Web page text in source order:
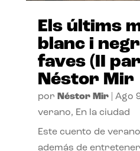
Els últims
blanc i
faves (II
Néstor Mir
por Néstor Mir| Ago
verano, En la ciudad
Este cuento de
además de